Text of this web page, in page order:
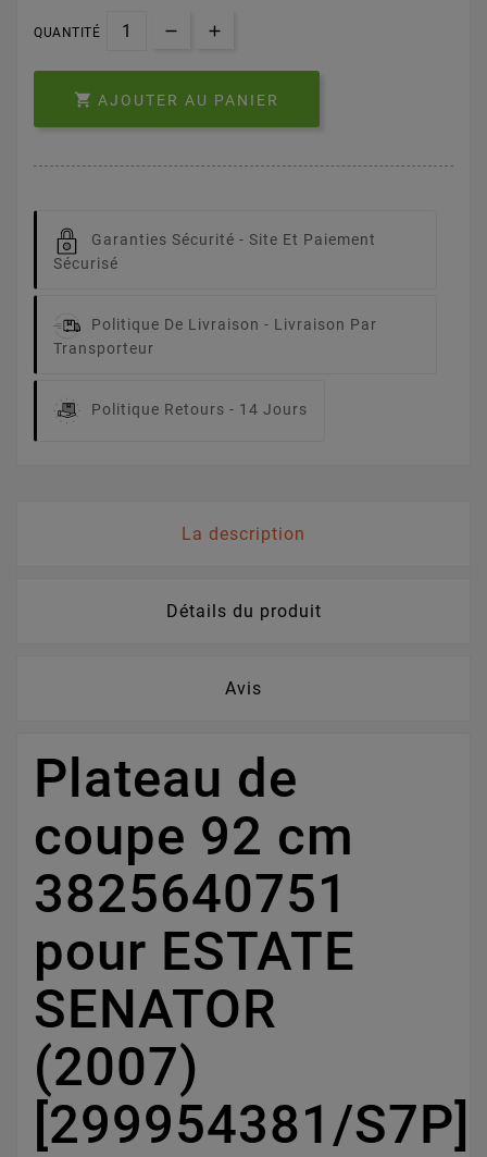
QUANTITÉ
 AJOUTER AU PANIER
Garanties Sécurité - Site Et Paiement
Sécurisé
Politique De Livraison - Livraison Par
Transporteur
Politique Retours - 14 Jours
La description
Détails du produit
Avis
Plateau de
coupe 92 cm
3825640751
pour ESTATE
SENATOR
(2007)
[299954381/S7P]